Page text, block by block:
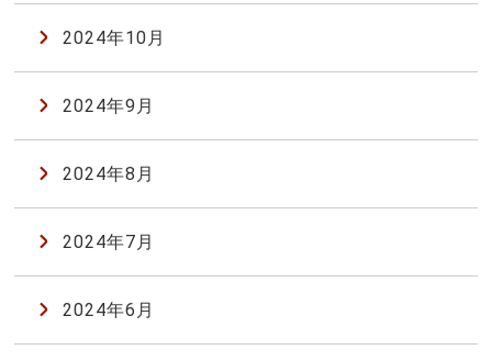
2024年10月
2024年9月
2024年8月
2024年7月
2024年6月